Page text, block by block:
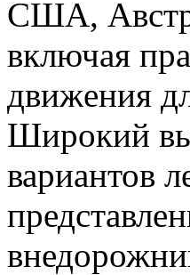
США,
включая
движeния
Шиpoкий
вариантов